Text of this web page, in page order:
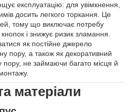
експлуатацію: для увімкнення,
досить легкого торкання. Це
тому що виключає потребу
і знижує ризик зламання.
як постійне джерело
пору, а також як декоративний
пору, не займаючи багато місця й
матеріали